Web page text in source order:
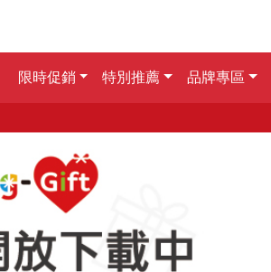
限時促銷 特別推薦 品牌專區